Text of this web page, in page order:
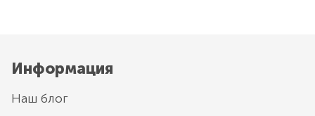
Информация
Наш блог